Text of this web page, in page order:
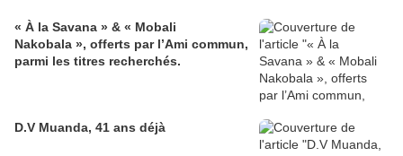
« À la Savana » & « Mobali
Nakobala », offerts par l’Ami commun,
parmi les titres recherchés.
D.V Muanda, 41 ans déjà